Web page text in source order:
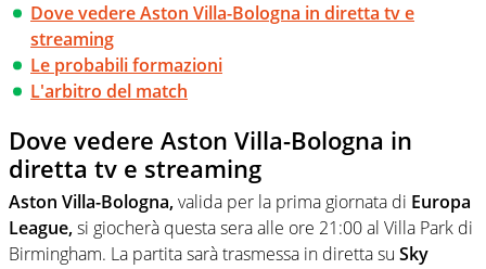
Dove vedere Aston Villa-Bologna in diretta tv e
streaming
Le probabili formazioni
L'arbitro del match
Dove vedere Aston Villa-Bologna in
diretta tv e streaming
Aston Villa-Bologna,valida per la prima giornata di Europa
League,si giocherà questa sera alle ore 21:00 al Villa Park di
Birmingham. La partita sarà trasmessa in diretta su Sky